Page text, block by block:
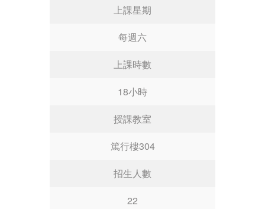
上課星期
每週六
上課時數
18小時
授課教室
篤行樓304
招生人數
22